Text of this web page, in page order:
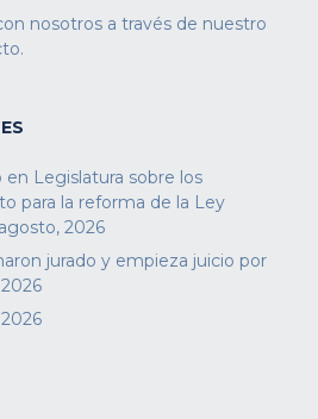
nosotros a través de nuestro
.
Legislatura sobre los
para la reforma de la Ley
2026
jurado y empieza juicio por